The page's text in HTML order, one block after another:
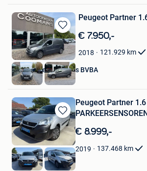
Bewaren
in
Mijn
Favorieten
Peugeot Partner
€ 7.950,-
2018 121.929 km
Autohandel Coomans BVBA
Mol
Bewaren
in
Mijn
Favorieten
Peugeot Partner
€ 8.999,-
2019 137.468 km
KGT Trading BV
Ninove